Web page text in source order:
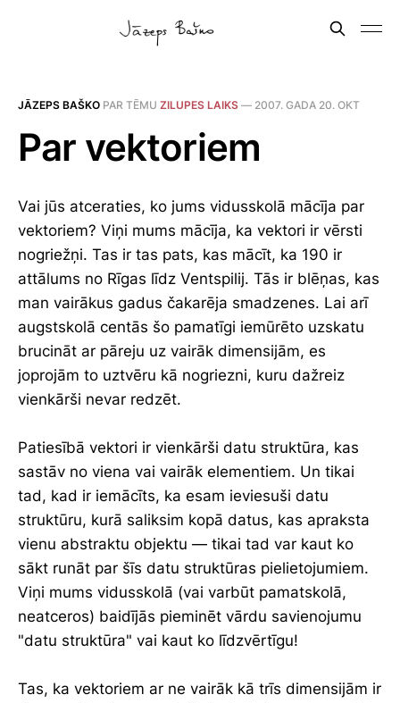
JĀZEPS BAŠKO PAR TĒMU ZILUPES LAIKS — 2007. GADA 20. OKT
Par vektoriem
Vai jūs atceraties, ko jums vidusskolā mācīja par
vektoriem? Viņi mums mācīja, ka vektori ir vērsti
nogriežņi. Tas ir tas pats, kas mācīt, ka 190 ir
attālums no Rīgas līdz Ventspilij. Tās ir blēņas, kas
man vairākus gadus čakarēja smadzenes. Lai arī
augstskolā centās šo pamatīgi iemūrēto uzskatu
brucināt ar pāreju uz vairāk dimensijām, es
joprojām to uztvēru kā nogriezni, kuru dažreiz
vienkārši nevar redzēt.
Patiesībā vektori ir vienkārši datu struktūra, kas
sastāv no viena vai vairāk elementiem. Un tikai
tad, kad ir iemācīts, ka esam ieviesuši datu
struktūru, kurā saliksim kopā datus, kas apraksta
vienu abstraktu objektu — tikai tad var kaut ko
sākt runāt par šīs datu struktūras pielietojumiem.
Viņi mums vidusskolā (vai varbūt pamatskolā,
neatceros) baidījās pieminēt vārdu savienojumu
"datu struktūra" vai kaut ko līdzvērtīgu!
Tas, ka vektoriem ar ne vairāk kā trīs dimensijām ir